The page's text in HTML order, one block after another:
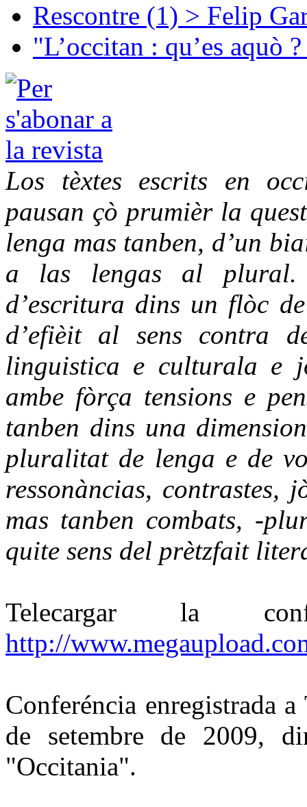
Rescontre (1) > Felip
"L’occitan : qu’es aquò
Los tèxtes escrits en
pausan çò prumièr la
lenga mas tanben, d’un
a las lengas al plural.
d’escritura dins un flòc
d’efièit al sens contra
linguistica e culturala e
ambe fòrça tensions e
tanben dins una
pluralitat de lenga e de
ressonàncias, contrastes,
mas tanben combats, -
quite sens del prètzfait
Telecargar la
http://
Conferéncia enregistrada
de setembre de 2009,
"Occitania".